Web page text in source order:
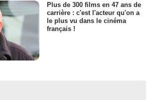
Plus de 300 films en 47 ans de
carrière : c'est l'acteur qu'on a
le plus vu dans le cinéma
français !